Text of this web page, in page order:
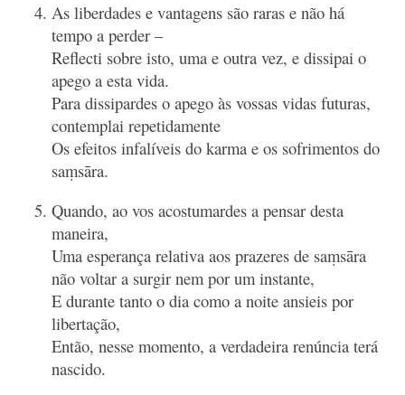
As liberdades e vantagens são raras e não há
tempo a perder –
Reflecti sobre isto, uma e outra vez, e dissipai o
apego a esta vida.
Para dissipardes o apego às vossas vidas futuras,
contemplai repetidamente
Os efeitos infalíveis do karma e os sofrimentos do
saṃsāra.
Quando, ao vos acostumardes a pensar desta
maneira,
Uma esperança relativa aos prazeres de saṃsāra
não voltar a surgir nem por um instante,
E durante tanto o dia como a noite ansieis por
libertação,
Então, nesse momento, a verdadeira renúncia terá
nascido.